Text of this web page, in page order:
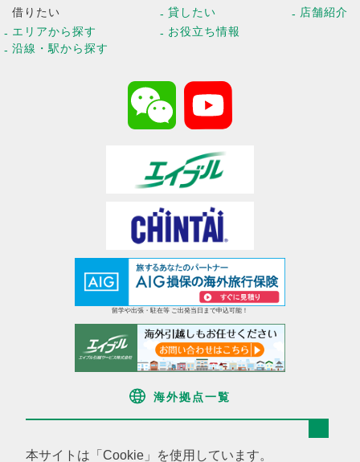
本サイトは「Cookie」を使用しています。
借りたい
エリアから探す
沿線・駅から探す
貸したい
お役立ち情報
店舗紹介
留学や出張・駐在等 ご出発当日まで申込可能！
海外拠点一覧
ニューヨーク
ボストン ロンドン